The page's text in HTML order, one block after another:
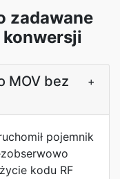
zadawane
MOV bez
+
pojemnik
kodu RF